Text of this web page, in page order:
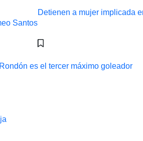
Detienen a mujer implicada
es el tercer máximo goleador